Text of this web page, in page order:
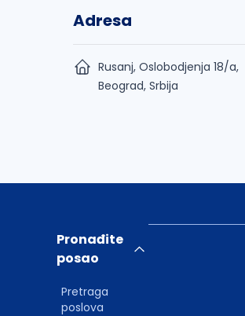
Adresa
Rusanj, Oslobodjenja 18/a,
Beograd, Srbija
Pronađite
posao
Pretraga
poslova